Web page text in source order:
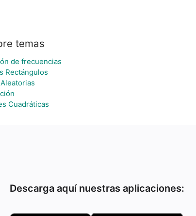
temas
de frecuencias
Rectángulos
Cuadráticas
Descarga aquí nuestras aplicaciones: